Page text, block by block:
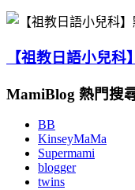
【祖教日語小兒科
MamiBlog 熱門搜
BB
KinseyMaMa
Supermami
blogger
twins